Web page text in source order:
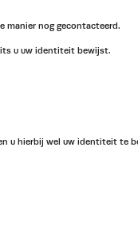
manier nog gecontacteerd.
u uw identiteit bewijst.
u hierbij wel uw identiteit te